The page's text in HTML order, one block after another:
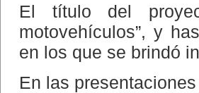
El título del
motovehículos”, y
en los que se brindó
En las